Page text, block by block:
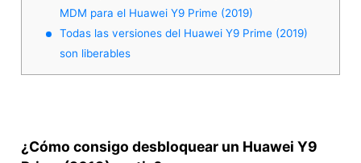
MDM para el Huawei Y9 Prime (2019)
Todas las versiones del Huawei Y9 Prime (2019)
son liberables
¿Cómo consigo desbloquear un Huawei Y9